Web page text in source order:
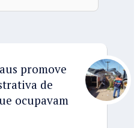
promove
de
ocupavam